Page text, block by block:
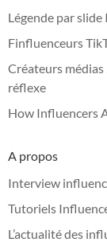
Légende par
Finfluenceurs
Créateurs
réflexe
How Influencers
A propos
Interview
Tutoriels
L’actualité des